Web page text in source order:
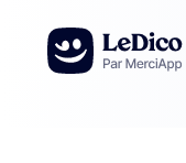
Aller au contenu